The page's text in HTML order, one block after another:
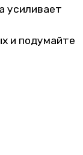
усиливает
и подумайте